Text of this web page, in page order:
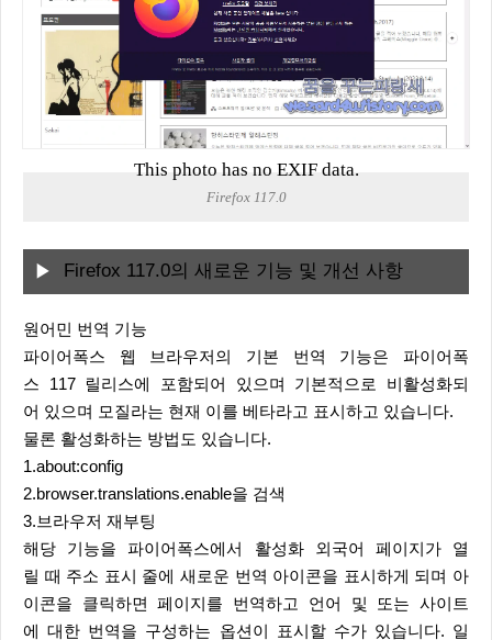
This photo has no EXIF data.
Firefox 117.0
Firefox 117.0의 새로운 기능 및 개선 사항
원어민 번역 기능
파이어폭스 웹 브라우저의 기본 번역 기능은 파이어폭
스 117 릴리스에 포함되어 있으며 기본적으로 비활성화되
어 있으며 모질라는 현재 이를 베타라고 표시하고 있습니다.
물론 활성화하는 방법도 있습니다.
1.about:config
2.browser.translations.enable을 검색
3.브라우저 재부팅
해당 기능을 파이어폭스에서 활성화 외국어 페이지가 열
릴 때 주소 표시 줄에 새로운 번역 아이콘을 표시하게 되며 아
이콘을 클릭하면 페이지를 번역하고 언어 및 또는 사이트
에 대한 번역을 구성하는 옵션이 표시할 수가 있습니다. 일